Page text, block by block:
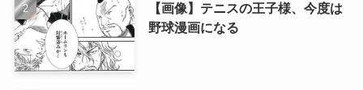
【画像】テニスの王子様、今度は
野球漫画になる